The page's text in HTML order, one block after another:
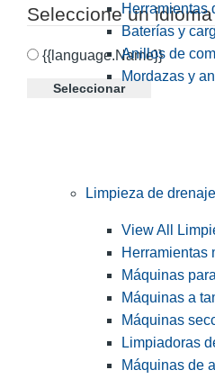
Seleccione un idioma
{{language.Name}}
Seleccionar
Herramientas
Baterías y
Anillos de
Mordazas y
Limpieza de
View All
Herramientas
Máquinas
Máquinas a
Máquinas
Limpiadoras
Máquinas de